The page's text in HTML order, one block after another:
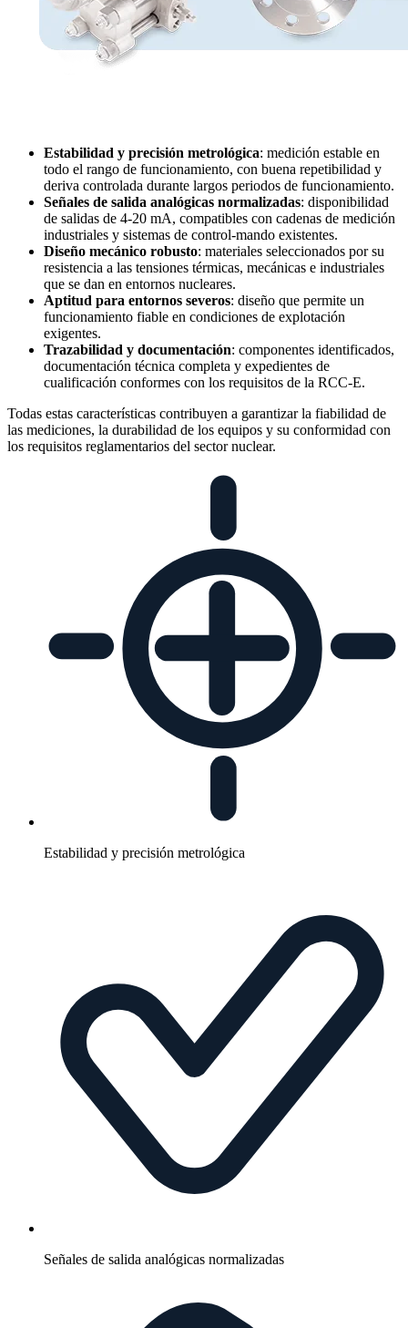
Estabilidad y precisión metrológica: medición estable en
todo el rango de funcionamiento, con buena repetibilidad y
deriva controlada durante largos periodos de funcionamiento.
Señales de salida analógicas normalizadas: disponibilidad
de salidas de 4-20 mA, compatibles con cadenas de medición
industriales y sistemas de control-mando existentes.
Diseño mecánico robusto: materiales seleccionados por su
resistencia a las tensiones térmicas, mecánicas e industriales
que se dan en entornos nucleares.
Aptitud para entornos severos: diseño que permite un
funcionamiento fiable en condiciones de explotación
exigentes.
Trazabilidad y documentación: componentes identificados,
documentación técnica completa y expedientes de
cualificación conformes con los requisitos de la RCC-E.
Todas estas características contribuyen a garantizar la fiabilidad de
las mediciones, la durabilidad de los equipos y su conformidad con
los requisitos reglamentarios del sector nuclear.
Estabilidad y precisión metrológica
Señales de salida analógicas normalizadas